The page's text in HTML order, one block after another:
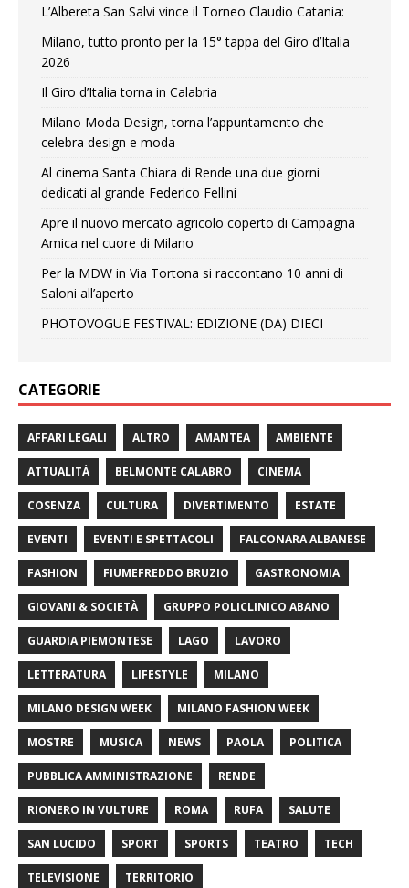
L’Albereta San Salvi vince il Torneo Claudio Catania:
Milano, tutto pronto per la 15° tappa del Giro d’Italia
2026
Il Giro d’Italia torna in Calabria
Milano Moda Design, torna l’appuntamento che
celebra design e moda
Al cinema Santa Chiara di Rende una due giorni
dedicati al grande Federico Fellini
Apre il nuovo mercato agricolo coperto di Campagna
Amica nel cuore di Milano
Per la MDW in Via Tortona si raccontano 10 anni di
Saloni all’aperto
PHOTOVOGUE FESTIVAL: EDIZIONE (DA) DIECI
CATEGORIE
AFFARI LEGALI ALTRO AMANTEA AMBIENTE
ATTUALITÀ BELMONTE CALABRO CINEMA
COSENZA CULTURA DIVERTIMENTO ESTATE
EVENTI EVENTI E SPETTACOLI FALCONARA ALBANESE
FASHION FIUMEFREDDO BRUZIO GASTRONOMIA
GIOVANI & SOCIETÀ GRUPPO POLICLINICO ABANO
GUARDIA PIEMONTESE LAGO LAVORO
LETTERATURA LIFESTYLE MILANO
MILANO DESIGN WEEK MILANO FASHION WEEK
MOSTRE MUSICA NEWS PAOLA POLITICA
PUBBLICA AMMINISTRAZIONE RENDE
RIONERO IN VULTURE ROMA RUFA SALUTE
SAN LUCIDO SPORT SPORTS TEATRO TECH
TELEVISIONE TERRITORIO